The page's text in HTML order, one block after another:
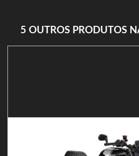
5 OUTROS PRODUTOS